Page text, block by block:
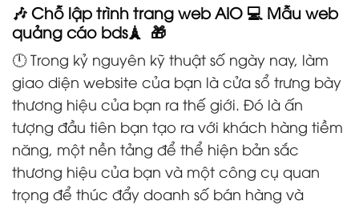
🎶 Chỗ lập trình trang web AIO 💻 Mẫu web
quảng cáo bds🗼 🎁
🕛 Trong kỷ nguyên kỹ thuật số ngày nay, làm
giao diện website của bạn là cửa sổ trưng bày
thương hiệu của bạn ra thế giới. Đó là ấn
tượng đầu tiên bạn tạo ra với khách hàng tiềm
năng, một nền tảng để thể hiện bản sắc
thương hiệu của bạn và một công cụ quan
trọng để thúc đẩy doanh số bán hàng và